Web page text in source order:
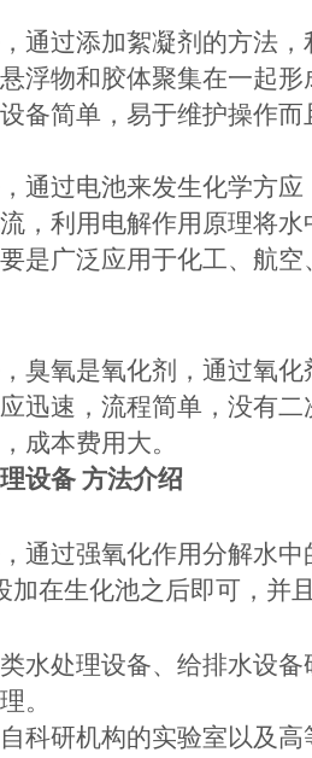
通过添加絮凝剂的方法
浮物和胶体聚集在一起
备简单，易于维护操作
通过电池来发生化学方
，利用电解作用原理将
是广泛应用于化工、航
臭氧是氧化剂，通过氧
迅速，流程简单，没有
成本费用大。
设备 方法介绍
通过强氧化作用分解水
加在生化池之后即可，并
水处理设备、给排水设
。
科研机构的实验室以及高